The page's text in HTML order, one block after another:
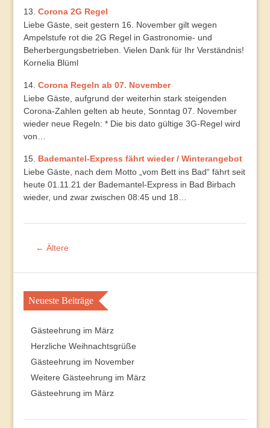
Corona 2G Regel
Liebe Gäste, seit gestern 16. November gilt wegen
Ampelstufe rot die 2G Regel in Gastronomie- und
Beherbergungsbetrieben. Vielen Dank für Ihr Verständnis!
Kornelia Blüml
Corona Regeln ab 07. November
Liebe Gäste, aufgrund der weiterhin stark steigenden
Corona-Zahlen gelten ab heute, Sonntag 07. November
wieder neue Regeln: * Die bis dato gültige 3G-Regel wird
von…
Bademantel-Express fährt wieder / Winterangebot
Liebe Gäste, nach dem Motto „vom Bett ins Bad“ fährt seit
heute 01.11.21 der Bademantel-Express in Bad Birbach
wieder, und zwar zwischen 08:45 und 18…
← Ältere
Neueste Beiträge
Gästeehrung im März
Herzliche Weihnachtsgrüße
Gästeehrung im November
Weitere Gästeehrung im März
Gästeehrung im März